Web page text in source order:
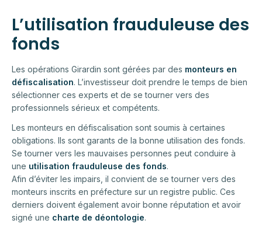
L’utilisation frauduleuse des
fonds
Les opérations Girardin sont gérées par des monteurs en
défiscalisation. L’investisseur doit prendre le temps de bien
sélectionner ces experts et de se tourner vers des
professionnels sérieux et compétents.
Les monteurs en défiscalisation sont soumis à certaines
obligations. Ils sont garants de la bonne utilisation des fonds.
Se tourner vers les mauvaises personnes peut conduire à
une utilisation frauduleuse des fonds.
Afin d’éviter les impairs, il convient de se tourner vers des
monteurs inscrits en préfecture sur un registre public. Ces
derniers doivent également avoir bonne réputation et avoir
signé une charte de déontologie.